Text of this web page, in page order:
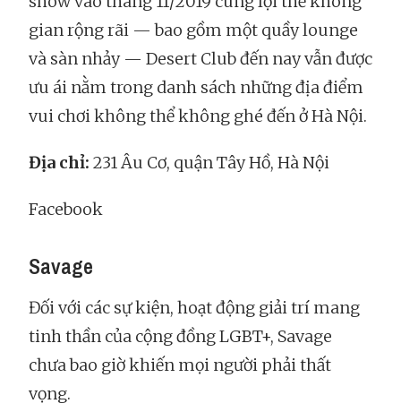
gian rộng rãi — bao gồm một quầy lounge
và sàn nhảy — Desert Club đến nay vẫn được
ưu ái nằm trong danh sách những địa điểm
vui chơi không thể không ghé đến ở Hà Nội.
Địa chỉ: 231 Âu Cơ, quận Tây Hồ, Hà Nội
Facebook
Savage
Đối với các sự kiện, hoạt động giải trí mang
tinh thần của cộng đồng LGBT+, Savage
chưa bao giờ khiến mọi người phải thất
vọng.